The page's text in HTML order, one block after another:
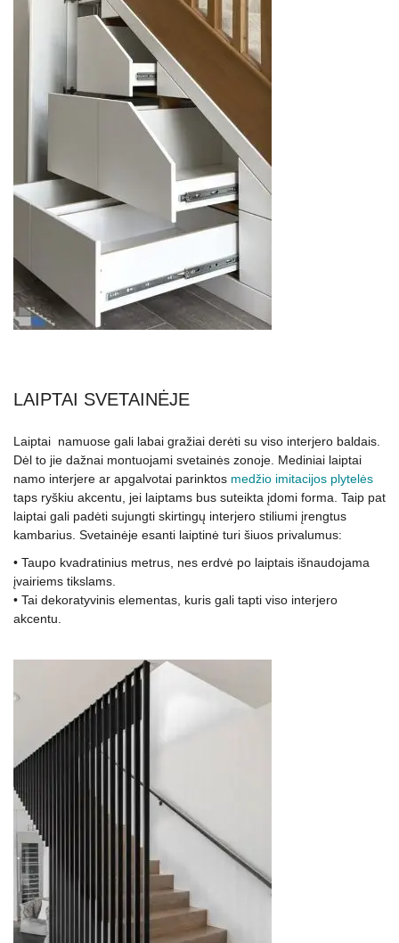
LAIPTAI SVETAINĖJE
Laiptai namuose gali labai gražiai derėti su viso interjero baldais.
Dėl to jie dažnai montuojami svetainės zonoje. Mediniai laiptai
namo interjere ar apgalvotai parinktos medžio imitacijos plytelės
taps ryškiu akcentu, jei laiptams bus suteikta įdomi forma. Taip pat
laiptai gali padėti sujungti skirtingų interjero stiliumi įrengtus
kambarius. Svetainėje esanti laiptinė turi šiuos privalumus:
• Taupo kvadratinius metrus, nes erdvė po laiptais išnaudojama
įvairiems tikslams.
• Tai dekoratyvinis elementas, kuris gali tapti viso interjero
akcentu.